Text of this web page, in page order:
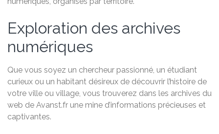
Exploration des archives
numériques
Que vous soyez un chercheur passionné, un étudiant
curieux ou un habitant désireux de découvrir l’histoire de
votre ville ou village, vous trouverez dans les archives du
web de Avanst.fr une mine d’informations précieuses et
captivantes.